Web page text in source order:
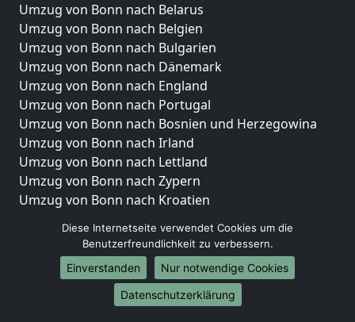
Umzug von Bonn nach Belarus
Umzug von Bonn nach Belgien
Umzug von Bonn nach Bulgarien
Umzug von Bonn nach Dänemark
Umzug von Bonn nach England
Umzug von Bonn nach Portugal
Umzug von Bonn nach Bosnien und Herzegowina
Umzug von Bonn nach Irland
Umzug von Bonn nach Lettland
Umzug von Bonn nach Zypern
Umzug von Bonn nach Kroatien
Umzug von Bonn nach Finnland
Umzug von Bonn nach Frankreich
Umzug von Bonn nach Griechenland
Umzug von Bonn nach Italien
Diese Internetseite verwendet Cookies um die
Benutzerfreundlichkeit zu verbessern.
Einverstanden
Nur notwendige Cookies
Datenschutzerklärung